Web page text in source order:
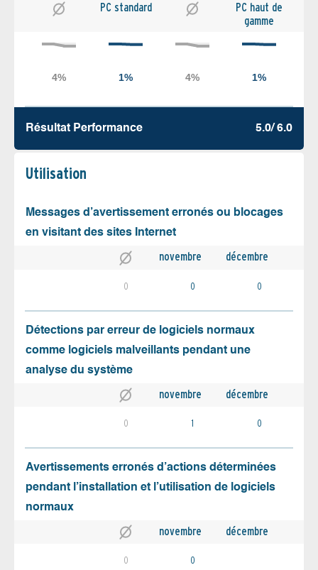
PC standard
PC haut de
gamme
Résultat Performance 5.0/ 6.0
Utilisation
Messages d’avertissement erronés ou blocages
en visitant des sites Internet
novembre décembre
0 0 0
Détections par erreur de logiciels normaux
comme logiciels malveillants pendant une
analyse du système
novembre décembre
0 1 0
Avertissements erronés d’actions déterminées
pendant l’installation et l’utilisation de logiciels
normaux
novembre décembre
0 0